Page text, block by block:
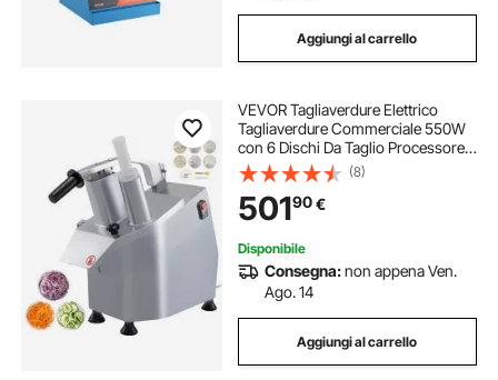
Aggiungi al carrello
VEVOR Tagliaverdure Elettrico
Tagliaverdure Commerciale 550W
con 6 Dischi Da Taglio Processore
per verdure Tagliaverdure
Professionale
(8)
50190€
Disponibile
Consegna:non appena Ven.
Ago. 14
Aggiungi al carrello